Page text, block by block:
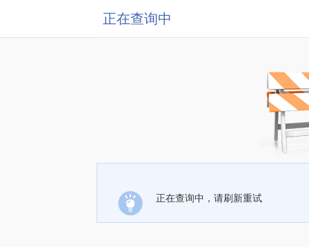
正在查询中
正在查询中，请刷新重试